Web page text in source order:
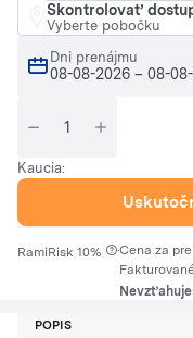
Skontrolovať
Vyberte pobočku
Dni prenájmu
08-08-2026 – 08-
Kaucia:
RamiRisk 10% ·Cena za
POPIS